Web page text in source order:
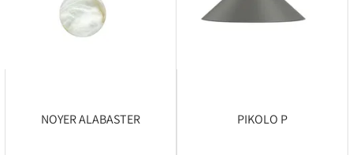
PIKOLO P
NOYER ALABASTER